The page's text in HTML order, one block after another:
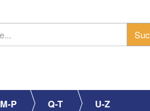
M-P Q-T U-Z